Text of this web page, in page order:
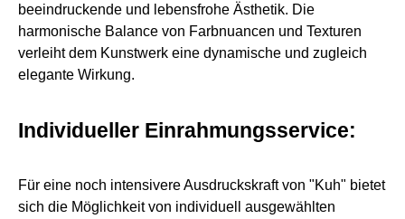
beeindruckende und lebensfrohe Ästhetik. Die
harmonische Balance von Farbnuancen und Texturen
verleiht dem Kunstwerk eine dynamische und zugleich
elegante Wirkung.
Individueller Einrahmungsservice:
Für eine noch intensivere Ausdruckskraft von "Kuh" bietet
sich die Möglichkeit von individuell ausgewählten